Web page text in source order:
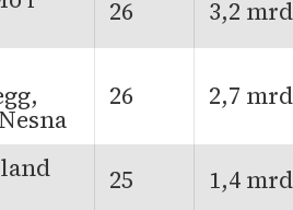
26
3,2
26 2,7
25
1,4